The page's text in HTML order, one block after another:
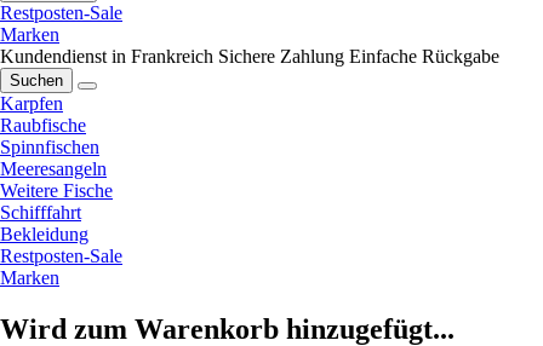
Restposten-Sale
Marken
Kundendienst in Frankreich Sichere Zahlung Einfache Rückgabe
Suchen
Karpfen
Raubfische
Spinnfischen
Meeresangeln
Weitere Fische
Schifffahrt
Bekleidung
Restposten-Sale
Marken
Wird zum Warenkorb hinzugefügt...